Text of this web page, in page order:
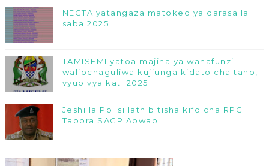
NECTA yatangaza matokeo ya darasa la
saba 2025
TAMISEMI yatoa majina ya wanafunzi
waliochaguliwa kujiunga kidato cha tano,
vyuo vya kati 2025
Jeshi la Polisi lathibitisha kifo cha RPC
Tabora SACP Abwao